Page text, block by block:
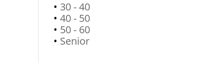
• 30 - 40
•40 - 50
• 50 - 60
• Senior